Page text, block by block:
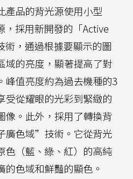
產品的背光源使用小型
，採用新開發的「Active
術，通過根據要顯示的圖
域的亮度，顯著提高了對
峰值亮度約為過去機種的3
受從耀眼的光彩到緊緻的
像。此外，採用了轉換背
廣色域”技術。它從背光
色（藍、綠、紅）的高純
的色域和鮮豔的顯色。